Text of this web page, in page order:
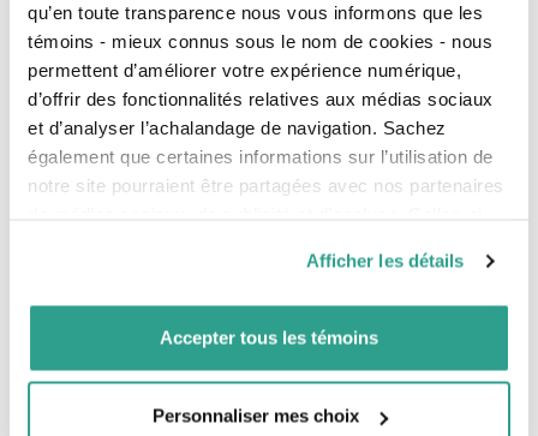
qu’en toute transparence nous vous informons que les
témoins - mieux connus sous le nom de cookies - nous
permettent d’améliorer votre expérience numérique,
d’offrir des fonctionnalités relatives aux médias sociaux
et d’analyser l’achalandage de navigation. Sachez
également que certaines informations sur l’utilisation de
notre site pourraient être partagées avec nos partenaires
vous leur auriez fournies ou qu’ils auraient collectées lors
de votre utilisation de leurs services.
Afficher les détails
Accepter tous les témoins
Personnaliser mes choix